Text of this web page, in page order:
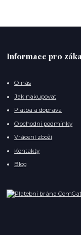
Informace pro
O nás
Jak nakupovat
Platba a doprava
Obchodní podmínky
Vrácení zboží
Kontakty
Blog